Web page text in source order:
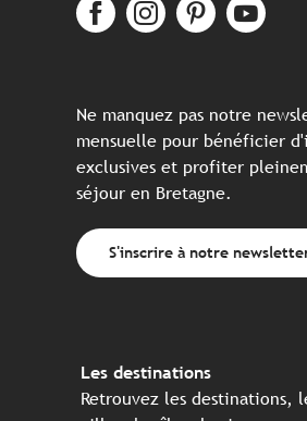
Ne manquez pas notre
mensuelle pour bénéficier
exclusives et profiter
séjour en Bretagne.
S'inscrire à notre
Les destinations
Retrouvez les destinations,